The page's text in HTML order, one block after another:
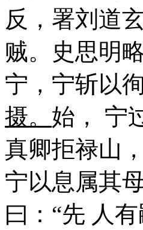
反，署刘道
贼。史思明
宁，宁斩以徇
摄。 始， 宁
真卿拒禄山
宁以息属其
曰：“先 人